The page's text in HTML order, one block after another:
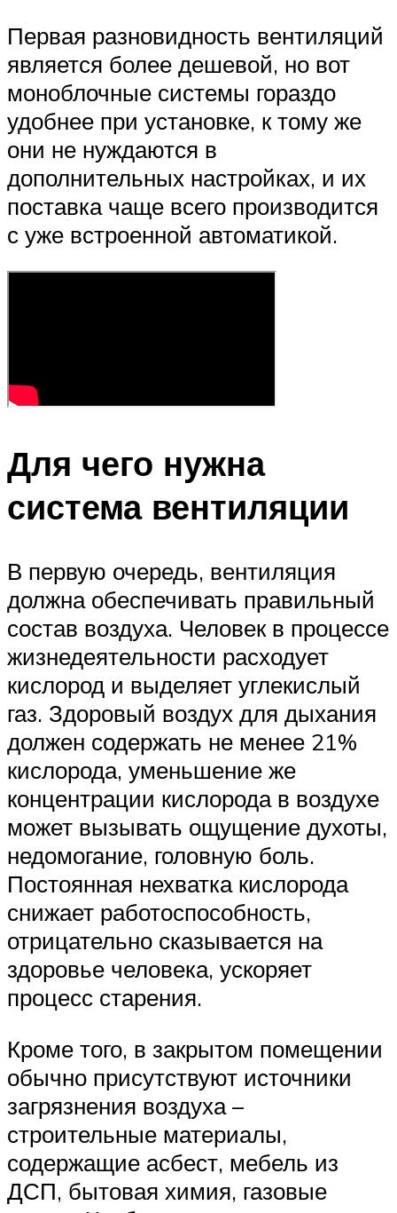
Первая разновидность вентиляций
является более дешевой, но вот
моноблочные системы гораздо
удобнее при установке, к тому же
они не нуждаются в
дополнительных настройках, и их
поставка чаще всего производится
с уже встроенной автоматикой.
Для чего нужна
система вентиляции
В первую очередь, вентиляция
должна обеспечивать правильный
состав воздуха. Человек в процессе
жизнедеятельности расходует
кислород и выделяет углекислый
газ. Здоровый воздух для дыхания
должен содержать не менее 21%
кислорода, уменьшение же
концентрации кислорода в воздухе
может вызывать ощущение духоты,
недомогание, головную боль.
Постоянная нехватка кислорода
снижает работоспособность,
отрицательно сказывается на
здоровье человека, ускоряет
процесс старения.
Кроме того, в закрытом помещении
обычно присутствуют источники
загрязнения воздуха –
строительные материалы,
содержащие асбест, мебель из
ДСП, бытовая химия, газовые